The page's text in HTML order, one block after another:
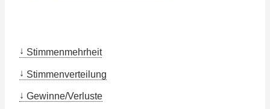
Stimmenmehrheit
Stimmenverteilung
Gewinne/Verluste